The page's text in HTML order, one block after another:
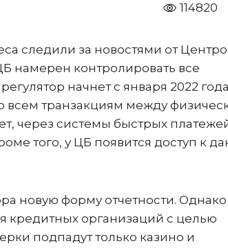
114820
следили за новостями от
намерен контролировать все
начнет с января 2022 года
всем транзакциям между
через системы быстрых
того, у ЦБ появится доступ к
новую форму отчетности. Однако
кредитных организаций с целью
подпадут только казино и